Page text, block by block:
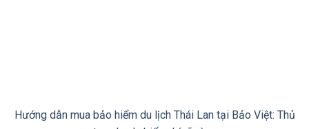
Hướng dẫn mua bảo hiểm du lịch Thái Lan tại Bảo Việt: Thủ